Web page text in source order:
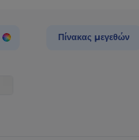
Πίνακας μεγεθών